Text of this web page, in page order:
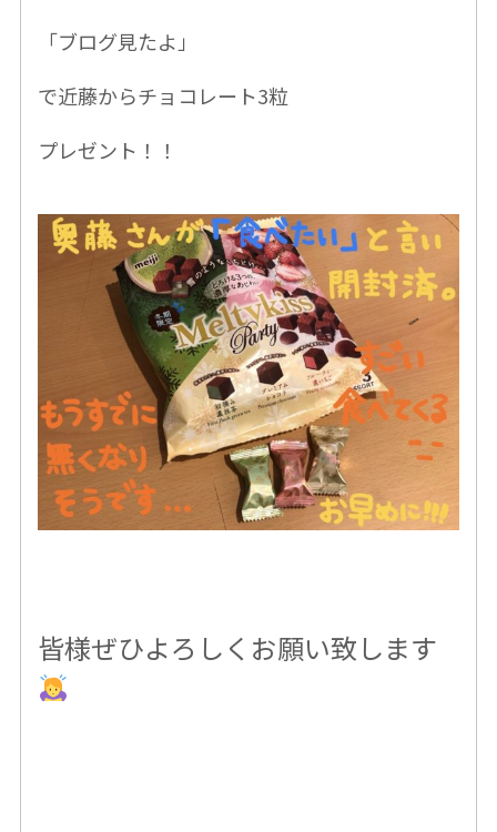
「ブログ見たよ」
で近藤からチョコレート3粒
プレゼント！！
皆様ぜひよろしくお願い致します